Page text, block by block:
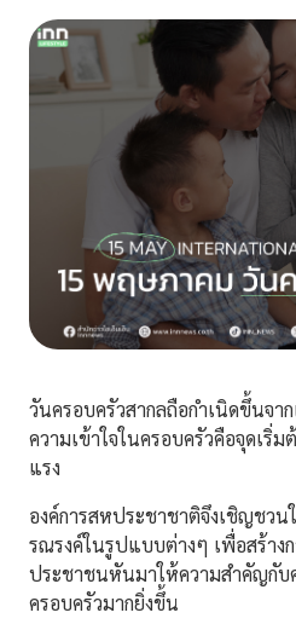
วันครอบครัวสากลถือกำเนิดขึ้นจ
ความเข้าใจในครอบครัวคือจุดเริ่
แรง
องค์การสหประชาชาติจึงเชิญชวน
รณรงค์ในรูปแบบต่างๆ เพื่อสร้าง
ประชาชนหันมาให้ความสำคัญกั
ครอบครัวมากยิ่งขึ้น